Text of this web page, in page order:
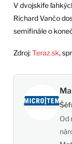
V dvojskife
Richard Vančo
semifinále o
Zdroj:Teraz.sk,
Od